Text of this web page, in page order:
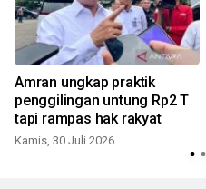
Amran ungkap praktik
penggilingan untung Rp2 T
tapi rampas hak rakyat
Kamis, 30 Juli 2026